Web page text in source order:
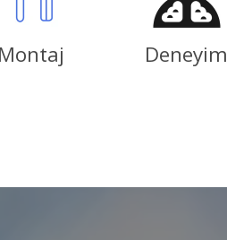
Montaj Deneyim